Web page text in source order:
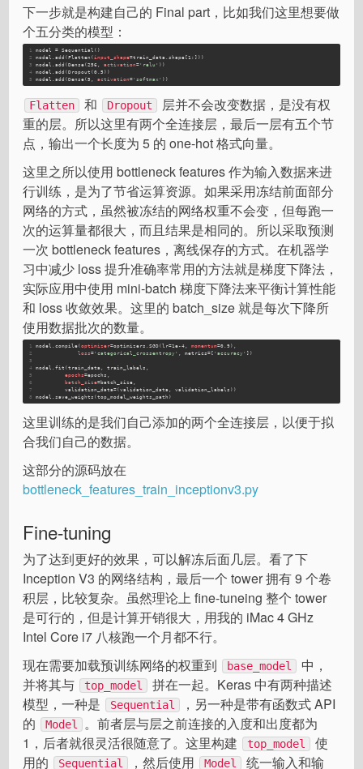
下一步就是构建自己的 Final part，比如我们这里想要做
个五分类的模型：
1
2
3
4
5
model = Sequential()
model.add (Flatten(input_shape=train_data.shape[1:]))
model.add (Dense(256, activation='relu' ))
model.add (Dropout(0.5))
model.add (Dense(5, activation='softmax' ))
Flatten 和 Dropout
层并不会改变数据，是没有权
重的层。所以这里有两个全连接层，最后一层有五个节
点，输出一个长度为 5 的 one-hot 格式向量。
这里之所以使用 bottleneck features 作为输入数据来进
行训练，是为了节省运算资源。如果采用冻结前面部分
网络的方式，虽然被冻结的网络权重不会变，但每跑一
次的运算量都很大，而且结果是相同的。所以采取预测
一次 bottleneck features，离线保存的方式。在机器学
习中减少 loss 提升准确率常用的方法就是梯度下降法，
实际应用中使用 mini-batch 梯度下降法来平衡计算性能
和 loss 收敛效果。这里的 batch_size 就是每次下降所
使用数据批次的数量。
1
2
3
4
5
6
7
8
model.compile(optimizer=optimizers.SGD(lr=1e-4, momentum=0.9),
loss='categorical_crossentropy' , metrics=[ 'accuracy' ])
model.fit(train_data, train_labels,
epochs=epochs,
batch_size=batch_size,
         validation_data=(validation_data, validation_labels))
model.save_weights(top_model_weights_path)
这里训练的是我们自己添加的两个全连接层，以便于拟
合我们自己的数据。
这部分的源码放在
bottleneck_features_train_inceptionv3.py
Fine-tuning
为了达到更好的效果，可以解冻后面几层。看了下
Inception V3 的网络结构，最后一个 tower 拥有 9 个卷
积层，比较复杂。虽然理论上 fine-tuneing 整个 tower
是可行的，但是计算开销很大，用我的 iMac 4 GHz
Intel Core i7 八核跑一个月都不行。
现在需要加载预训练网络的权重到
base_model
中，
并将其与
top_model
拼在一起。Keras 中有两种描述
模型，一种是
Sequential
，另一种是带有函数式 API
的
Model
。前者层与层之前连接的入度和出度都为
1，后者就很灵活很随意了。这里构建
top_model
使
用的
Sequential ，然后使用 Model
统一输入和输